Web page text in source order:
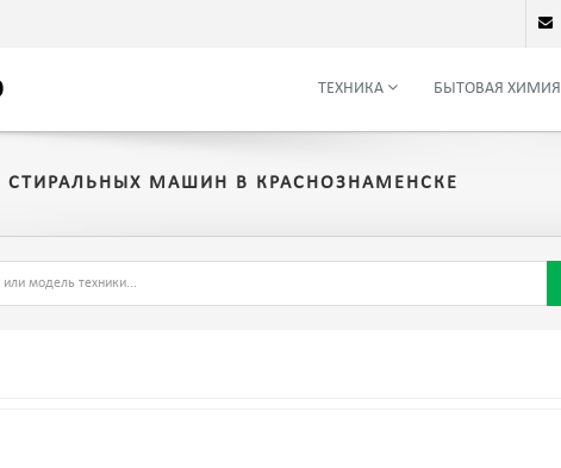
ТЕХНИКА БЫТОВАЯ ХИМИЯ
СТИРАЛЬНЫХ МАШИН В КРАСНОЗНАМЕНСКЕ